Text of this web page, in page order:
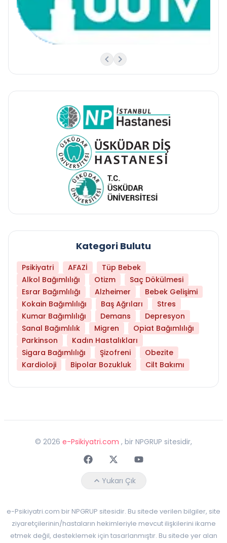
Kategori Bulutu
Psikiyatri AFAZİ
Tüp Bebek
Alkol Bağımlılığı
Otizm
Saç Dökülmesi
Esrar Bağımlılığı
Alzheimer
Bebek Gelişimi
Kokain Bağımlılığı
Baş Ağrıları
Stres
Kumar Bağımlılığı
Demans
Depresyon
Sanal Bağımlılık
Migren
Opiat Bağımlılığı
Parkinson
Kadın Hastalıkları
Sigara Bağımlılığı
Şizofreni
Obezite
Kardioloji
Bipolar Bozukluk Cilt Bakımı
© 2026 e-Psikiyatri.com , bir NPGRUP sitesidir,
FaceebokTwitterYoutube
Yukarı Çık
e-Psikiyatri.com bir NPGRUP sitesidir. Bu sitede verilen bilgiler, site
ziyaretçilerinin/hastaların hekimleriyle mevcut ilişkilerini ikame
etmek değil, desteklemek için tasarlanmıştır. Bu sitede yer alan